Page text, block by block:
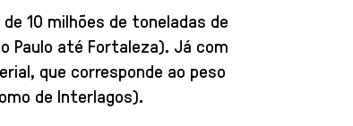
10 milhões de toneladas de
Paulo até Fortaleza). Já com
que corresponde ao peso
de Interlagos).